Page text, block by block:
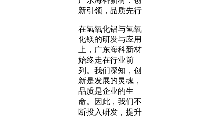
新引领，品质先行
在氢氧化铝与氢氧
化镁的研发与应用
上，广东海科新材
始终走在行业前
列。我们深知，创
新是发展的灵魂，
品质是企业的生
命。因此，我们不
断投入研发，提升